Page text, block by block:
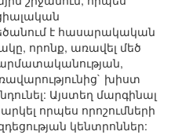
է հասարակական
որոնք, առավել մեծ
խիստ
Այստեղ մարգինալ
որպես որոշումների
կենտրոններ: